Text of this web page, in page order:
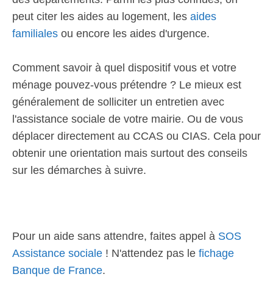
peut citer les aides au logement, les aides
familiales ou encore les aides d'urgence.
Comment savoir à quel dispositif vous et votre
ménage pouvez-vous prétendre ? Le mieux est
généralement de solliciter un entretien avec
l'assistance sociale de votre mairie. Ou de vous
déplacer directement au CCAS ou CIAS. Cela pour
obtenir une orientation mais surtout des conseils
sur les démarches à suivre.
Pour un aide sans attendre, faites appel à SOS
Assistance sociale ! N'attendez pas le fichage
Banque de France.